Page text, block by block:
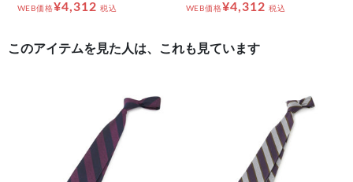
WEB価格¥4,312 税込 WEB価格¥4,312 税込
このアイテムを見た人は、これも見ています